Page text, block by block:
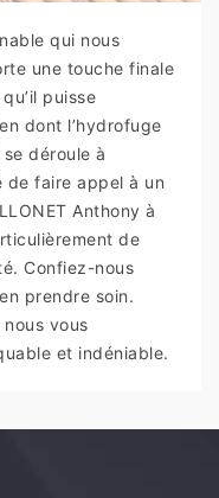
qui nous
une touche finale
puisse
dont l’hydrofuge
déroule à
de faire appel à un
Anthony à
de
Confiez-nous
prendre soin.
vous
et indéniable.